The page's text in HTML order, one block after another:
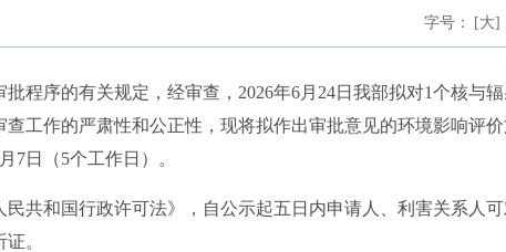
字号： [大]
序的有关规定，经审查，2026年6月24日我部拟对1个核与
工作的严肃性和公正性，现将拟作出审批意见的环境影响评价
7日（5个工作日）。
和国行政许可法》，自公示起五日内申请人、利害关系人可
。